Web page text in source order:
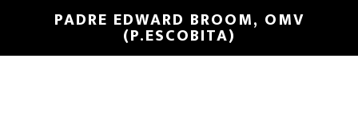
PADRE EDWARD BROOM, OMV
(P.ESCOBITA)